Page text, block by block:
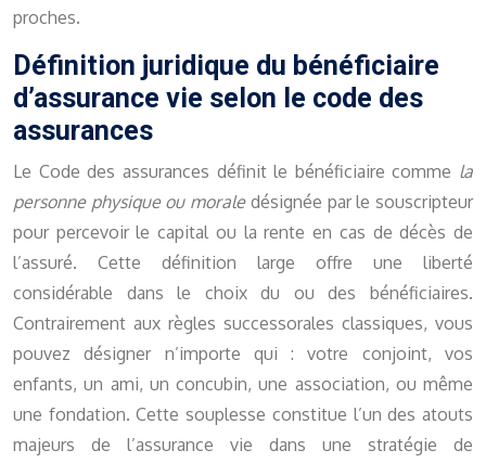
proches.
Définition juridique du bénéficiaire
d’assurance vie selon le code des
assurances
Le Code des assurances définit le bénéficiaire comme la
personne physique ou moraledésignée par le souscripteur
pour percevoir le capital ou la rente en cas de décès de
l’assuré. Cette définition large offre une liberté
considérable dans le choix du ou des bénéficiaires.
Contrairement aux règles successorales classiques, vous
pouvez désigner n’importe qui : votre conjoint, vos
enfants, un ami, un concubin, une association, ou même
une fondation. Cette souplesse constitue l’un des atouts
majeurs de l’assurance vie dans une stratégie de